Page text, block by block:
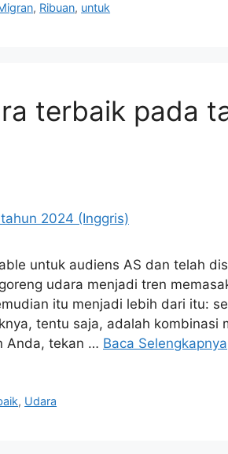
, Ribuan, untuk
terbaik pada
untuk audiens AS dan telah
udara menjadi tren
itu menjadi lebih dari itu:
tentu saja, adalah kombinasi
Anda, tekan … Baca Selengkapnya
, Udara